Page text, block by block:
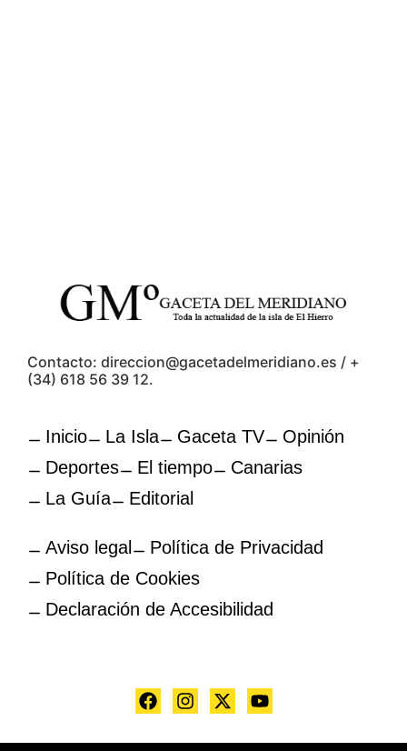
Contacto: direccion@gacetadelmeridiano.es / +
(34) 618 56 39 12.
Inicio La Isla Gaceta TV
Opinión
Deportes
El tiempo
Canarias
La Guía
Editorial
Aviso legal
Política de Privacidad
Política de Cookies
Declaración de Accesibilidad